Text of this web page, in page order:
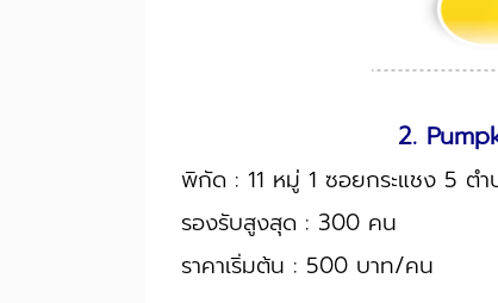
2.
พิกัด : 11 หมู่ 1 ซอยกระแชง 5 ตำ
รองรับสูงสุด : 300 คน
ราคาเริ่มต้น : 500 บาท/คน